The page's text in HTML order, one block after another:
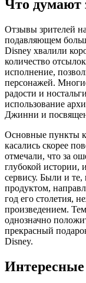
Что думают
Отзывы зрителей
подавляющем
Disney хвалили
количество
исполнение,
персонажей.
радости и
использование
Джинни и
Основные пункты
касались скорее
отмечали, что за
глубокой истории,
сервису. Были и
продуктом,
год его столетия,
произведением.
однозначно
прекрасный
Disney.